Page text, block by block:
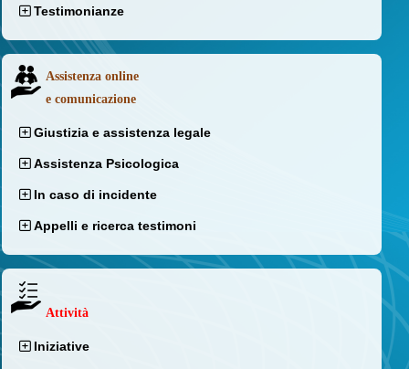
Testimonianze
Assistenza online
e comunicazione
Giustizia e assistenza legale
Assistenza Psicologica
In caso di incidente
Appelli e ricerca testimoni
Attività
Iniziative